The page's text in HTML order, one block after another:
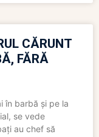
CĂRUNT
FĂRĂ
în barbă și pe la
se vede
au chef să